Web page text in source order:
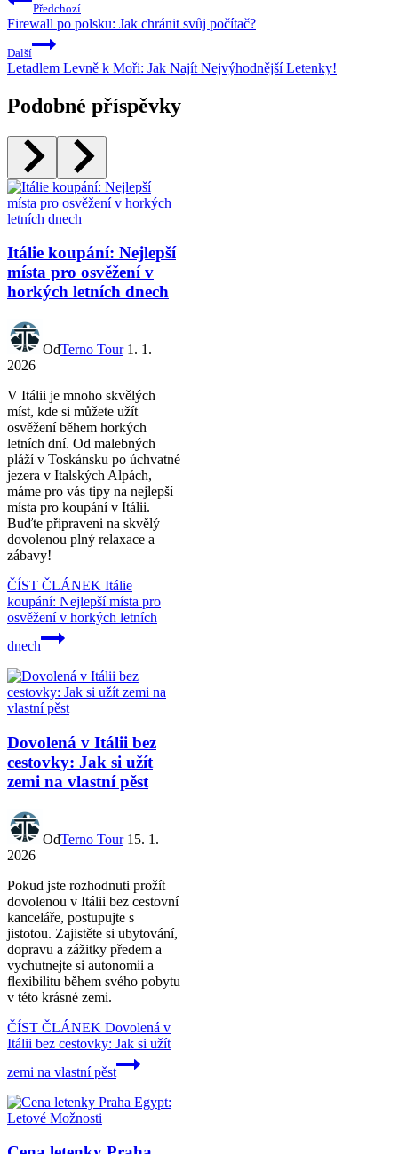
Předchozí
Firewall po polsku: Jak chránit svůj počítač?
Další
Letadlem Levně k Moři: Jak Najít Nejvýhodnější Letenky!
Podobné příspěvky
Itálie koupání: Nejlepší
místa pro osvěžení v
horkých letních dnech
OdTerno Tour 1. 1.
2026
V Itálii je mnoho skvělých
míst, kde si můžete užít
osvěžení během horkých
letních dní. Od malebných
pláží v Toskánsku po úchvatné
jezera v Italských Alpách,
máme pro vás tipy na nejlepší
místa pro koupání v Itálii.
Buďte připraveni na skvělý
dovolenou plný relaxace a
zábavy!
ČÍST ČLÁNEK Itálie
koupání: Nejlepší místa pro
osvěžení v horkých letních
dnech
Dovolená v Itálii bez
cestovky: Jak si užít
zemi na vlastní pěst
OdTerno Tour 15. 1.
2026
Pokud jste rozhodnuti prožít
dovolenou v Itálii bez cestovní
kanceláře, postupujte s
jistotou. Zajistěte si ubytování,
dopravu a zážitky předem a
vychutnejte si autonomii a
flexibilitu během svého pobytu
v této krásné zemi.
ČÍST ČLÁNEK Dovolená v
Itálii bez cestovky: Jak si užít
zemi na vlastní pěst